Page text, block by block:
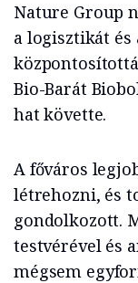
Nature Group
a logisztikát és
Bio-Barát
hat követte.
A főváros
létrehozni, és
gondolkozott.
testvérével és
mégsem